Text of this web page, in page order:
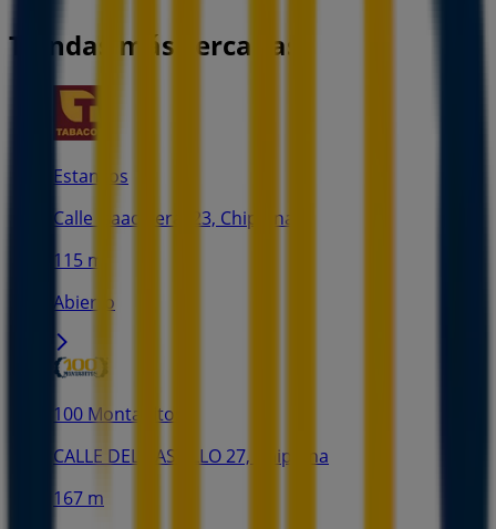
Tiendas más cercanas
Estancos
Calle Isaac Peral 23, Chipiona
115 m
Abierto
100 Montaditos
CALLE DEL CASTILLO 27, Chipiona
167 m